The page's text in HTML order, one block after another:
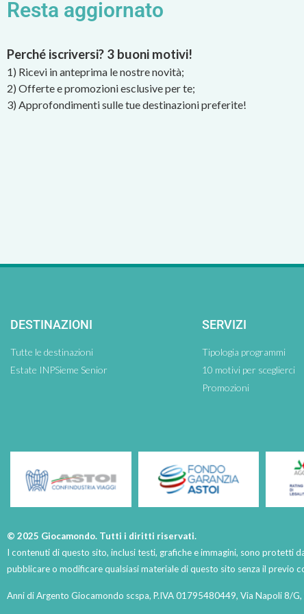
Resta aggiornato
Perché iscriversi? 3 buoni motivi!
1) Ricevi in anteprima le nostre novità;
2) Offerte e promozioni esclusive per te;
3) Approfondimenti sulle tue destinazioni preferite!
DESTINAZIONI
Tutte le destinazioni
Estate INPSieme Senior
SERVIZI
Tipologia programmi
10 motivi per sceglierci
Promozioni
© 2025 Giocamondo. Tutti i diritti riservati.
I contenuti di questo sito, inclusi testi, grafiche e immagini, sono protetti
pubblicare o modificare qualsiasi materiale di questo sito senza il previo
Anni di Argento Giocamondo scspa, P.IVA 01795480449, Via Napoli 8/